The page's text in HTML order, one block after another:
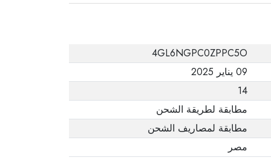
4GL6NGPC0ZPPC5O
09 يناير 2025
14
مطابقة لطريقة الشحن
مطابقة لمصاريف الشحن
مصر